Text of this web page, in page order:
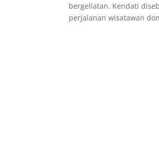
bergeliatan. Kendati
perjalanan wisatawan